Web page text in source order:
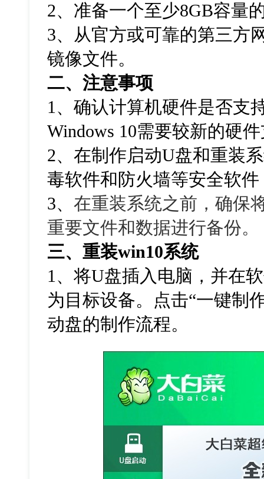
2、准备一个至少8GB容量
3、从官方或可靠的第三方
镜像文件。
二、注意事项
1、确认计算机硬件是否支
Windows 10需要较新的硬
2、在制作启动U盘和重装
毒软件和防火墙等安全软
3、在重装系统之前，确保
重要文件和数据进行备份。
三、重装win10系统
1 、将U盘插入电脑，并在
为目标设备。点击“一键制
动盘的制作流程。